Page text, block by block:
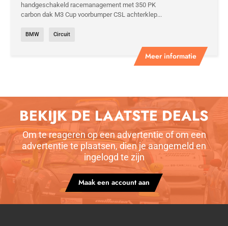
Meer informatie
handgeschakeld racemanagement met 350 PK
carbon dak M3 Cup voorbumper CSL achterklep...
BMW Circuit
BEKIJK DE LAATSTE DEALS
Om te reageren op een advertentie of om een
advertentie te plaatsen, dien je aangemeld en
ingelogd te zijn
Maak een account aan